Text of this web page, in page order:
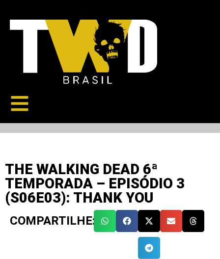
THE WALKING DEAD 6ª
TEMPORADA – EPISÓDIO 3
(S06E03): THANK YOU
COMPARTILHE: